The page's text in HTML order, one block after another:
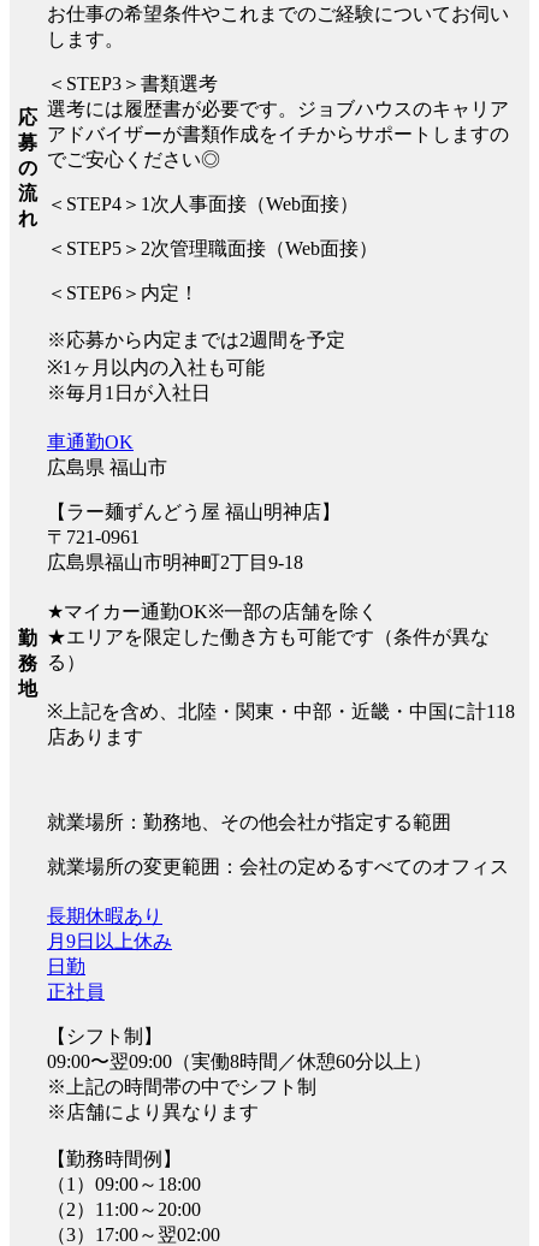
応
募
の
流
れ
お仕事の希望条件やこれまでのご経験についてお伺い
します。
＜STEP3＞書類選考
選考には履歴書が必要です。ジョブハウスのキャリア
アドバイザーが書類作成をイチからサポートしますの
でご安心ください◎
＜STEP4＞1次人事面接（Web面接）
＜STEP5＞2次管理職面接（Web面接）
＜STEP6＞内定！
※応募から内定までは2週間を予定
※1ヶ月以内の入社も可能
※毎月1日が入社日
勤
務
地
車通勤OK
広島県 福山市
【ラー麺ずんどう屋 福山明神店】
〒721-0961
広島県福山市明神町2丁目9-18
★マイカー通勤OK※一部の店舗を除く
★エリアを限定した働き方も可能です（条件が異な
る）
※上記を含め、北陸・関東・中部・近畿・中国に計118
店あります
就業場所：勤務地、その他会社が指定する範囲
就業場所の変更範囲：会社の定めるすべてのオフィス
長期休暇あり
月9日以上休み
日勤
正社員
【シフト制】
09:00〜翌09:00（実働8時間／休憩60分以上）
※上記の時間帯の中でシフト制
※店舗により異なります
【勤務時間例】
（1）09:00～18:00
（2）11:00～20:00
（3）17:00～翌02:00